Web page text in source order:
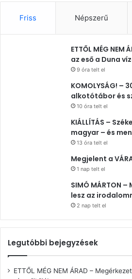
Friss Népszerű
ETTŐL MÉG
az eső a Duna
9 óra telt el
KOMOLYSÁG! –
alkotótábor és
10 óra telt el
KIÁLLÍTÁS –
magyar – és
13 óra telt el
Megjelent a
1 nap telt el
SIMÓ MÁRTON
lesz az
2 nap telt el
Legutóbbi bejegyzések
ETTŐL MÉG NEM ÁRAD –